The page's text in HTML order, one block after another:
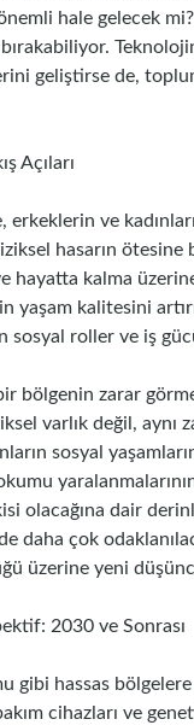
hale gelecek
bırakabiliyor.
geliştirse de,
Açıları
erkeklerin ve
hasarın
hayatta kalma
yaşam kalitesini
sosyal roller ve iş
bölgenin zarar
varlık değil, aynı
sosyal
olacağına dair
daha çok
üzerine yeni
2030 ve Sonrası
gibi hassas
cihazları ve